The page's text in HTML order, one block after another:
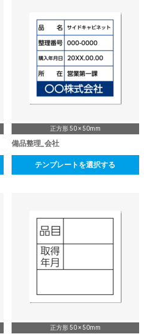
正方形 50 × 50mm
備品整理_会社
テンプレートを選択する
正方形 50 × 50mm